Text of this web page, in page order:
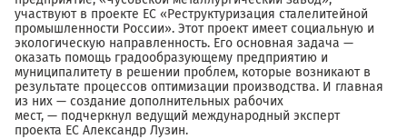
участвуют в проекте ЕС «Реструктуризация сталелитейной
промышленности России». Этот проект имеет социальную и
экологическую направленность. Его основная задача —
оказать помощь градообразующему предприятию и
муниципалитету в решении проблем, которые возникают в
результате процессов оптимизации производства. И главная
из них — создание дополнительных рабочих
мест, — подчеркнул ведущий международный эксперт
проекта ЕС Александр Лузин.